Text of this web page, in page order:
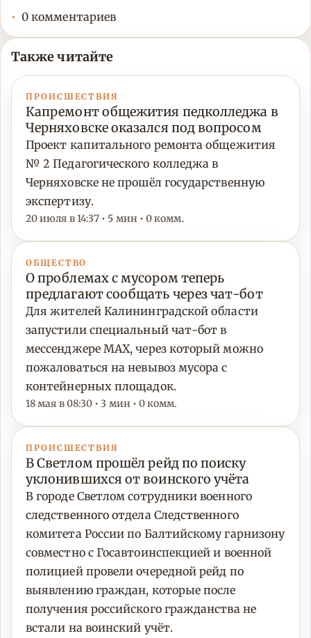
0 комментариев
Также читайте
ПРОИСШЕСТВИЯ
Капремонт общежития педколледжа в
Черняховске оказался под вопросом
Проект капитального ремонта общежития
№ 2 Педагогического колледжа в
Черняховске не прошёл государственную
экспертизу.
20 июля в 14:37 • 5 мин • 0 комм.
ОБЩЕСТВО
О проблемах с мусором теперь
предлагают сообщать через чат-бот
Для жителей Калининградской области
запустили специальный чат-бот в
мессенджере MAX, через который можно
пожаловаться на невывоз мусора с
контейнерных площадок.
18 мая в 08:30 • 3 мин • 0 комм.
ПРОИСШЕСТВИЯ
В Светлом прошёл рейд по поиску
уклонившихся от воинского учёта
В городе Светлом сотрудники военного
следственного отдела Следственного
комитета России по Балтийскому гарнизону
совместно с Госавтоинспекцией и военной
полицией провели очередной рейд по
выявлению граждан, которые после
получения российского гражданства не
встали на воинский учёт.